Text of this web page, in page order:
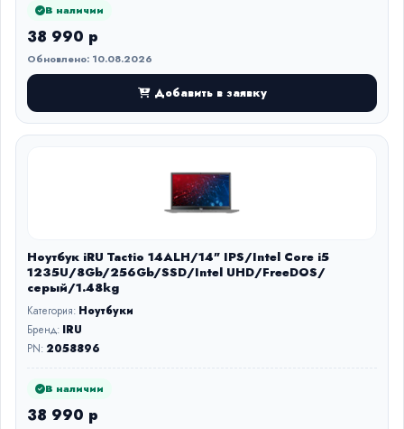
В наличии
38 990 р
Обновлено: 10.08.2026
Добавить в заявку
Ноутбук iRU Tactio 14ALH/14" IPS/Intel Core i5
1235U/8Gb/256Gb/SSD/Intel UHD/FreeDOS/
серый/1.48kg
Категория: Ноутбуки
Бренд: IRU
PN: 2058896
В наличии
38 990 р